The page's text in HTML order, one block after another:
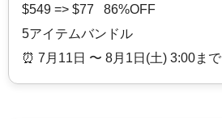
$549 => $77 86%OFF
5アイテムバンドル
⏰️ 7月11日 〜 8月1日(土) 3:00まで